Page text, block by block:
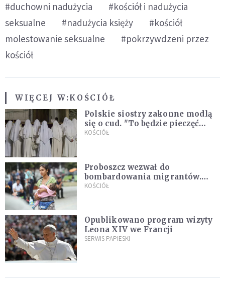
#duchowni nadużycia
#kościół i nadużycia
seksualne
#nadużycia księży
#kościół
molestowanie seksualne
#pokrzywdzeni przez
kościół
WIĘCEJ W:KOŚCIÓŁ
Polskie siostry zakonne modlą
się o cud. "To będzie pieczęć
Pana Boga dla naszej wiary"
KOŚCIÓŁ
Proboszcz wezwał do
bombardowania migrantów.
"Masowy ogień przeciwko
KOŚCIÓŁ
Opublikowano program wizyty
Leona XIV we Francji
SERWIS PAPIESKI